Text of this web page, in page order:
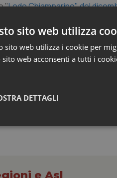
"Lodo Chiamparino" del
approvazione, i settori da
Governo rifiuti
tagli insensati”
e Asl
sito web utilizza
sito web utilizza i cookie per
sito web acconsenti a tutti i
DETTAGLI
Necessari